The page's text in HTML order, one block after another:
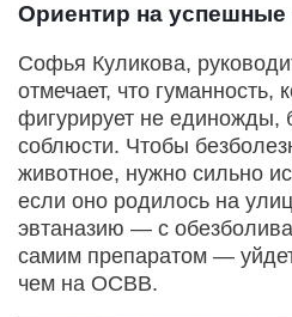
Ориентир на успешные
Софья Куликова,
отмечает, что гуманность,
фигурирует не единожды,
соблюсти. Чтобы
животное, нужно сильно
если оно родилось на
эвтаназию — с
самим препаратом —
чем на ОСВВ.